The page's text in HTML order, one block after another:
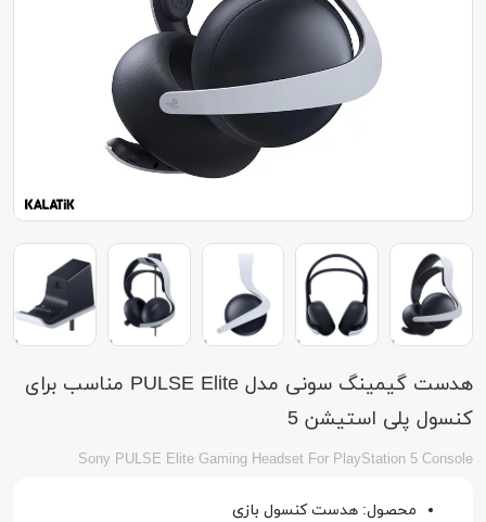
هدست گیمینگ سونی مدل PULSE Elite مناسب برای
کنسول پلی استیشن 5
Sony PULSE Elite Gaming Headset For PlayStation 5 Console
محصول: هدست کنسول بازی